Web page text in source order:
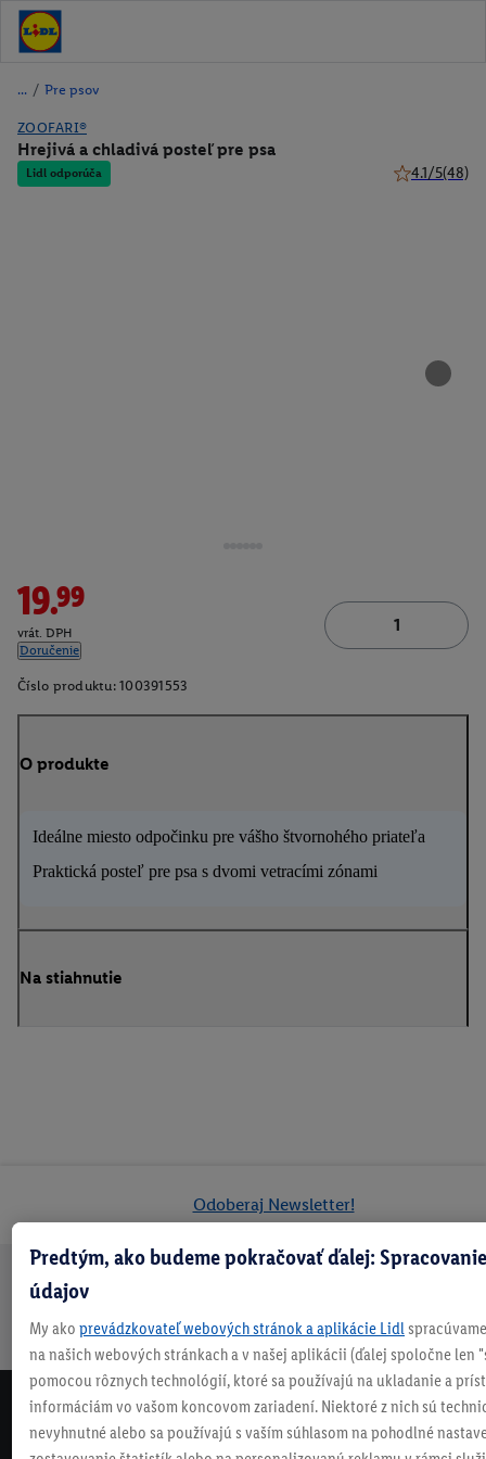
/ Pre psov
ZOOFARI®
Hrejivá a chladivá posteľ pre psa
Lidl odporúča 4.1/5(48)
19.99
vrát. DPH
Doručenie
Číslo produktu: 100391553
O produkte
Ideálne miesto odpočinku pre vášho štvornohého priateľa
Praktická posteľ pre psa s dvomi vetracími zónami
Na stiahnutie
Odoberaj Newsletter!
Doprava
zadarmo
nad 70 €¹
vrátenie
zadarmo
týždeň
niečo nové
NEWSLETTER
NEZMEŠKAJ NAŠE AKCIE!
Predtým, ako budeme pokračovať ďalej:
údajov
My ako prevádzkovateľ webových stránok a aplikácie Lidl
na našich webových stránkach a v našej aplikácii (ďalej spoločne len
pomocou rôznych technológií, ktoré sa používajú na ukladanie a
informáciám vo vašom koncovom zariadení. Niektoré z nich sú
nevyhnutné alebo sa používajú s vaším súhlasom na pohodlné